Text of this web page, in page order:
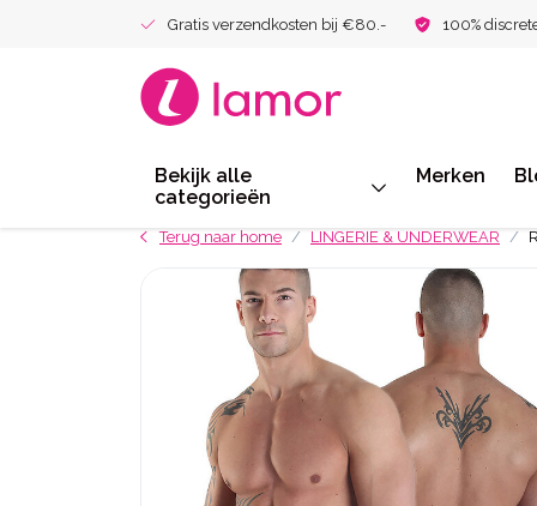
Gratis verzendkosten bij €80.- 100%
Bekijk alle
categorieën
Merken
Terug naar home LINGERIE & UNDERWEAR